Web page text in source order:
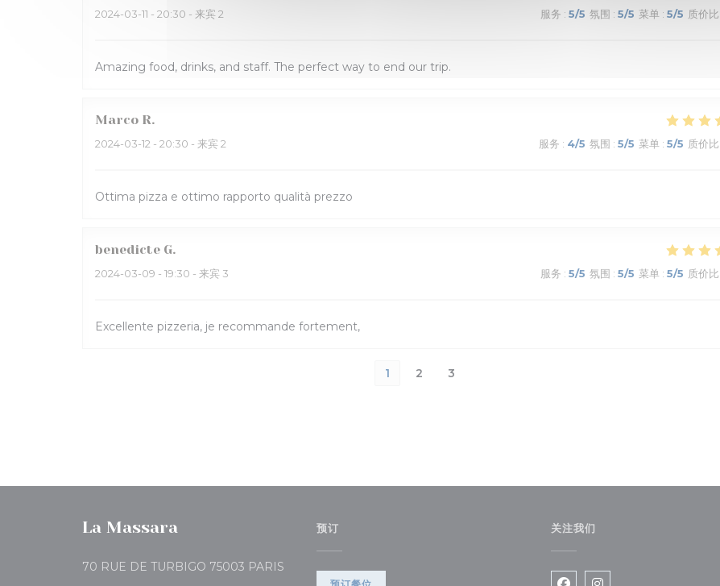
2024-03-11 - 20:30 - 来宾 2 服务 : 5/5 氛围 : 5/5 菜单 : 5/5 质价比
Amazing food, drinks, and staff. The perfect way to end our trip.
Marco R
2024-03-12 - 20:30 - 来宾 2 服务 : 4/5 氛围 : 5/5 菜单 : 5/5 质价比
Ottima pizza e ottimo rapporto qualità prezzo
benedicte G
2024-03-09 - 19:30 - 来宾 3 服务 : 5/5 氛围 : 5/5 菜单 : 5/5 质价比
Excellente pizzeria, je recommande fortement,
1 2 3
La Massara
70 RUE DE TURBIGO 75003 PARIS
预订 关注我们